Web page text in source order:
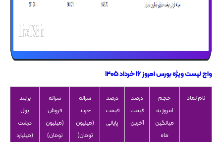
واچ لیست ویژه بورس امروز ۱۶ خرداد ۱۴۰۵
نام نماد
حجم
امروز به
میانگین
ماه
درصد
قیمت
آخرین
درصد
قیمت
پایانی
سرانه
خرید
(میلیون
تومان)
سرانه
فروش
(میلیون
تومان)
برایند
پول
درشت
(میلیارد